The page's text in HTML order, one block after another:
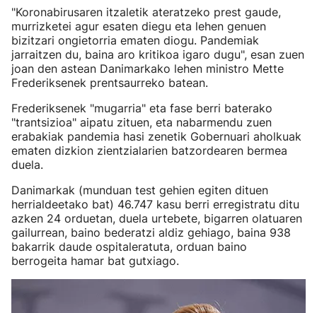
"Koronabirusaren itzaletik ateratzeko prest gaude,
murrizketei agur esaten diegu eta lehen genuen
bizitzari ongietorria ematen diogu. Pandemiak
jarraitzen du, baina aro kritikoa igaro dugu", esan zuen
joan den astean Danimarkako lehen ministro Mette
Frederiksenek prentsaurreko batean.
Frederiksenek "mugarria" eta fase berri baterako
"trantsizioa" aipatu zituen, eta nabarmendu zuen
erabakiak pandemia hasi zenetik Gobernuari aholkuak
ematen dizkion zientzialarien batzordearen bermea
duela.
Danimarkak (munduan test gehien egiten dituen
herrialdeetako bat) 46.747 kasu berri erregistratu ditu
azken 24 orduetan, duela urtebete, bigarren olatuaren
gailurrean, baino bederatzi aldiz gehiago, baina 938
bakarrik daude ospitaleratuta, orduan baino
berrogeita hamar bat gutxiago.